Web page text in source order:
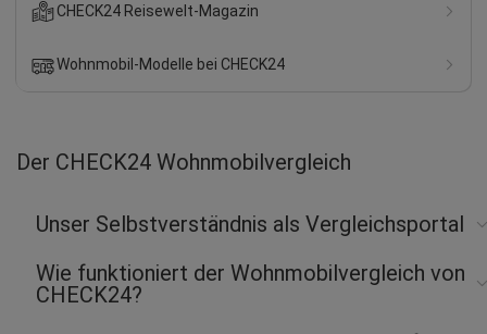
CHECK24 Reisewelt-Magazin
Wohnmobil-Modelle bei CHECK24
Der CHECK24 Wohnmobilvergleich
Unser Selbstverständnis als Vergleichsportal
Wie funktioniert der Wohnmobilvergleich von
CHECK24?